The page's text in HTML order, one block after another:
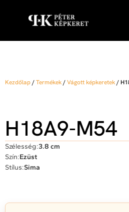
Kezdőlap/Termékek/Vágott képkeretek/
H18A9-M54
Szélesség:3.8 cm
Szín:Ezüst
Stílus:Sima